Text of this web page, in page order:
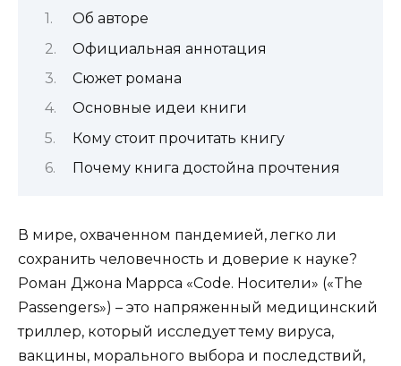
Об авторе
Официальная аннотация
Сюжет романа
Основные идеи книги
Кому стоит прочитать книгу
Почему книга достойна прочтения
В мире, охваченном пандемией, легко ли
сохранить человечность и доверие к науке?
Роман Джона Маррса «Code. Носители» («The
Passengers») – это напряженный медицинский
триллер, который исследует тему вируса,
вакцины, морального выбора и последствий,